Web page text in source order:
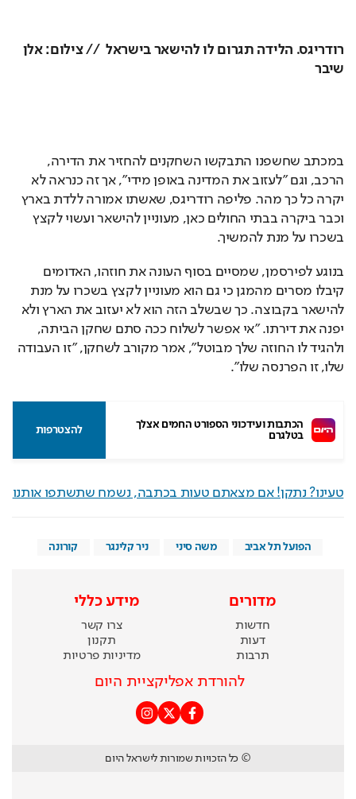
רודריגס. הלידה תגרום לו להישאר בישראל  // צילום: אלן
שיבר
במכתב שחשפנו התבקשו השחקנים להחזיר את הדירה,
הרכב, וגם "לעזוב את המדינה באופן מידי", אך זה כנראה לא
יקרה כל כך מהר. פליפה רודריגס, שאשתו אמורה ללדת בארץ
וכבר ביקרה בבתי החולים כאן, מעוניין להישאר ועשוי לקצץ
בשכרו על מנת להמשיך.
בנוגע לפירסמן, שמסיים בסוף העונה את חוזהו, האדומים
קיבלו מסרים מהמגן כי גם הוא מעוניין לקצץ בשכרו על מנת
להישאר בקבוצה. כך שבשלב הזה הוא לא יעזוב את הארץ ולא
יפנה את דירתו. "אי אפשר לשלוח ככה סתם שחקן הביתה,
ולהגיד לו החוזה שלך מבוטל", אמר מקורב לשחקן, "זו העבודה
שלו, זו הפרנסה שלו".
הכתבות ועידכוני הספורט החמים אצלך
בטלגרם
להצטרפות
טעינו? נתקן! אם מצאתם טעות בכתבה, נשמח שתשתפו אותנו
הפועל תל אביב משה סיני ניר קלינגר קורונה
מדורים
חדשות
דעות
תרבות
מידע כללי
צרו קשר
תקנון
מדיניות פרטיות
להורדת אפליקציית היום
© כל הזכויות שמורות לישראל היום